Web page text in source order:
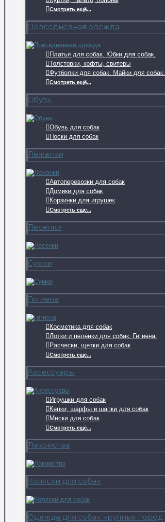
Смотреть ещё...
Повседневная одежда
Платья для собак. Юбки для собак.
Толстовки, кофты, свитеры
Футболки для собак. Майки для собак.
Смотреть ещё...
Обувь
Обувь для собак
Носки для собак
Лежанки
Автоперевозки для собак
Домики для собак
Корзинки для игрушек
Смотреть ещё...
Лесенки
Сумки
Гигиена
Косметика для собак
Лотки и пеленки для собак. Гигиена.
Расчески, щетки для собак
Смотреть ещё...
Аксессуары
Игрушки для собак
Кепки, шарфы и шапки для собак
Миски для собак
Смотреть ещё...
Лакомства
Коляски для собак
Одежда для собак крупных пород